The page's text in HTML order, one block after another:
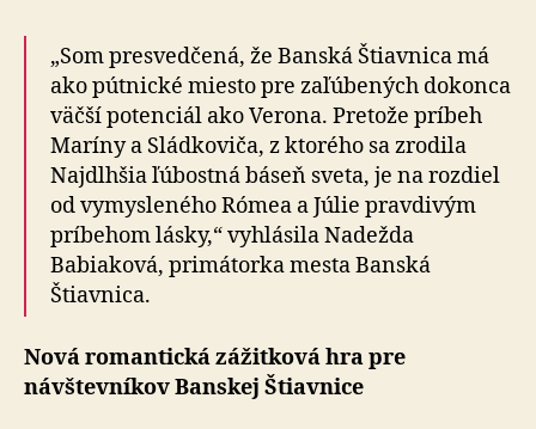
„Som presvedčená, že Banská Štiavnica má
ako pútnické miesto pre zaľúbených dokonca
väčší potenciál ako Verona. Pretože príbeh
Maríny a Sládkoviča, z ktorého sa zrodila
Najdlhšia ľúbostná báseň sveta, je na rozdiel
od vymysleného Rómea a Júlie pravdivým
príbehom lásky,“ vyhlásila Nadežda
Babiaková, primátorka mesta Banská
Štiavnica.
Nová romantická zážitková hra pre
návštevníkov Banskej Štiavnice